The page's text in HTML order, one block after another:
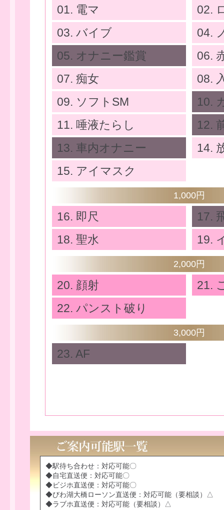
01. 電マ
02.
03. バイブ
04.
せ
05. オナニー鑑賞
06.
07. 痴女
08.
09. ソフトSM
10.
11. 唾液たらし
12.
13. 車内オナニー
14.
15. アイマスク
1,000円
16. 即尺
17.
せ
18. 聖水 19.
2,000円
20. 顔射
21.
22. パンスト破り
3,000円
23. AF
◆駅待ち合わせ：対応可能〇
◆自宅直送便：対応可能〇
◆ビジホ直送便：対応可能〇
◆びわ湖大橋ローソン直送便：対応可能（要相談）△
◆ラブホ直送便：対応可能（要相談）△